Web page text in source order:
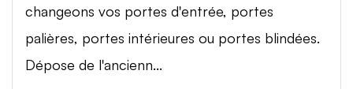
changeons vos portes d'entrée, portes
palières, portes intérieures ou portes blindées.
Dépose de l'ancienn...